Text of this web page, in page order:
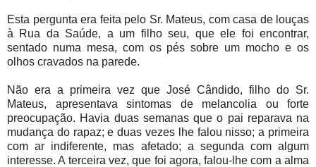
Esta pergunta era feita pelo Sr. Mateus, com casa de louças
à Rua da Saúde, a um filho seu, que ele foi encontrar,
sentado numa mesa, com os pés sobre um mocho e os
olhos cravados na parede.
Não era a primeira vez que José Cândido, filho do Sr.
Mateus, apresentava sintomas de melancolia ou forte
preocupação. Havia duas semanas que o pai reparava na
mudança do rapaz; e duas vezes lhe falou nisso; a primeira
com ar indiferente, mas afetado; a segunda com algum
interesse. A terceira vez, que foi agora, falou-lhe com a alma